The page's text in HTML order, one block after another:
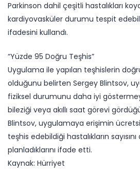
Parkinson dahil çeşitli hastalıkları
kardiyovasküler durumu tespit
ifadesini kullandı.
“Yüzde 95 Doğru Teşhis”
Uygulama ile yapılan teşhislerin
olduğunu belirten Sergey Blintsov,
fiziksel durumunu daha iyi
bileziği veya akıllı saat görevi
Blintsov, uygulamaya erişimin
teşhis edebildiği hastalıkların sayısını
planladıklarını ifade etti.
Kaynak: Hürriyet